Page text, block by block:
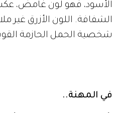
الأسود، فهو لون غامض،
الشفافة. اللون الأزرق غير
شخصية الحمل الحازمة
في المهنة..